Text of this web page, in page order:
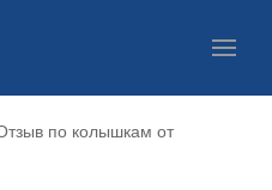
по колышкам от